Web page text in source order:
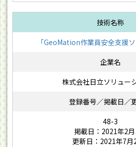
「GeoMation作業員安全支援ソ
株式会社日立ソリュー
48-3
掲載日：2021年2月
更新日：2021年7月